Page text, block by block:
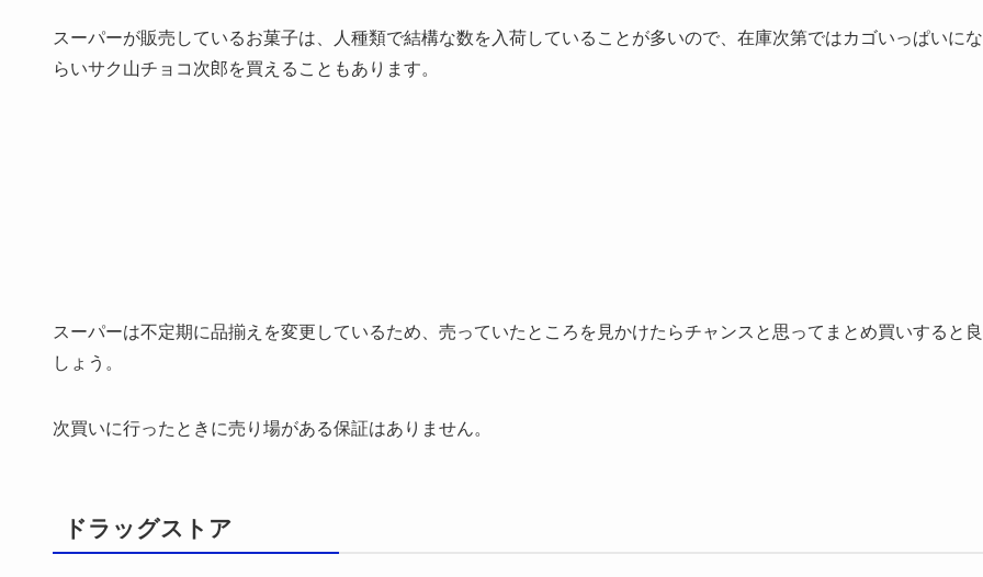
スーパーが販売しているお菓子は、人種類で結構な数を入荷していることが多いので、在庫次第ではカゴいっぱいに
らいサク山チョコ次郎を買えることもあります。
スーパーは不定期に品揃えを変更しているため、売っていたところを見かけたらチャンスと思ってまとめ買いすると
しょう。
次買いに行ったときに売り場がある保証はありません。
ドラッグストア